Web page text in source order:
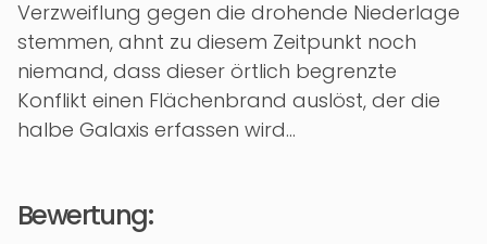
Verzweiflung gegen die drohende Niederlage
stemmen, ahnt zu diesem Zeitpunkt noch
niemand, dass dieser örtlich begrenzte
Konflikt einen Flächenbrand auslöst, der die
halbe Galaxis erfassen wird…
Bewertung: